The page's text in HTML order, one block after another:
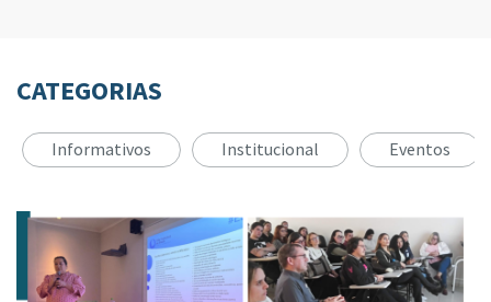
CATEGORIAS
Informativos Institucional Eventos